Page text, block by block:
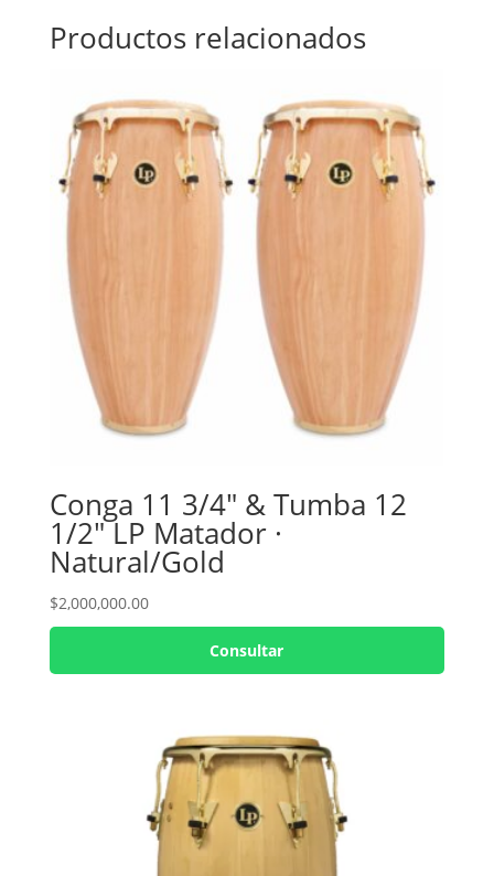
Productos relacionados
Conga 11 3/4″ & Tumba 12
1/2″ LP Matador ·
Natural/Gold
$2,000,000.00
Consultar